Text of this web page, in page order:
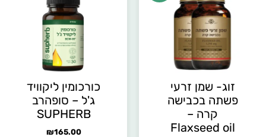
זוג- שמן זרעי
פשתה בכבישה
קרה –
Flaxseed oil
היה:
₪280.00.
כורכומין ליקוויד
ג'ל – סופהרב
SUPHERB
₪165.00